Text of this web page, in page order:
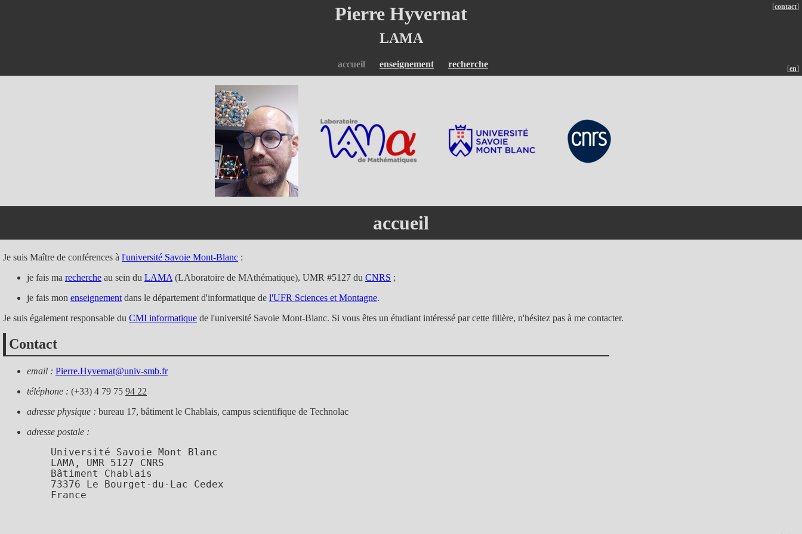
[contact]
Pierre Hyvernat
LAMA
[en]
accueil enseignement recherche
accueil
Je suis Maître de conférences à l'université Savoie Mont-Blanc :
je fais ma recherche au sein du LAMA (LAboratoire de MAthématique), UMR #5127 du CNRS ;
je fais mon enseignement dans le département d'informatique de l'UFR Sciences et Montagne.
Je suis également responsable du CMI informatique de l'université Savoie Mont-Blanc. Si vous êtes un étudiant intéressé par cette filière, n'hésitez pas à me contacter.
Contact
email : Pierre.Hyvernat@univ-smb.fr
téléphone : (+33) 4 79 75 94 22
adresse physique : bureau 17, bâtiment le Chablais, campus scientifique de Technolac
adresse postale :
    Université Savoie Mont Blanc
    LAMA, UMR 5127 CNRS
    Bâtiment Chablais
    73376 Le Bourget-du-Lac Cedex
    France